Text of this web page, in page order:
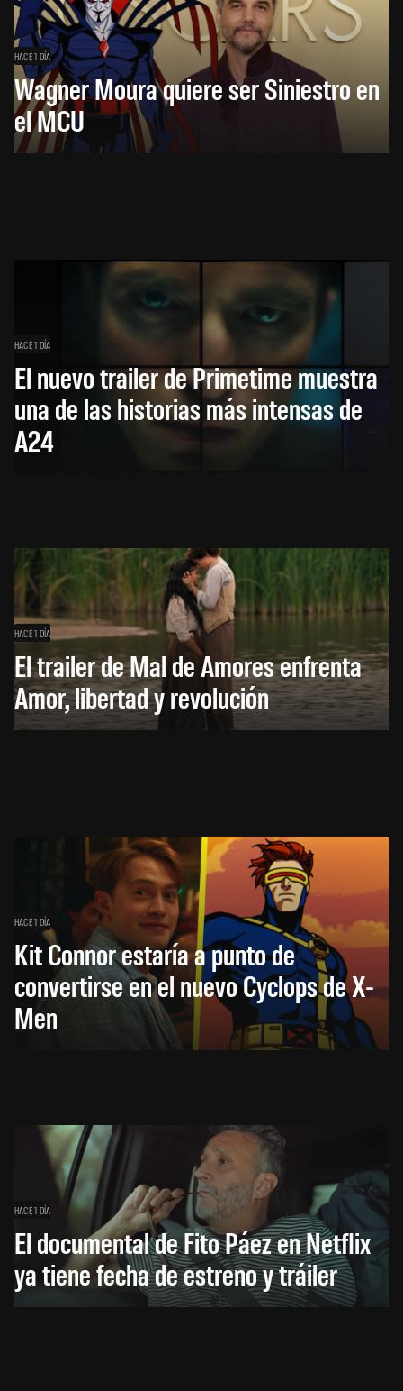
HACE 1 DÍA
Wagner Moura quiere ser Siniestro en
el MCU
HACE 1 DÍA
El nuevo trailer de Primetime muestra
una de las historias más intensas de
A24
HACE 1 DÍA
El trailer de Mal de Amores enfrenta
Amor, libertad y revolución
HACE 1 DÍA
Kit Connor estaría a punto de
convertirse en el nuevo Cyclops de X-
Men
HACE 1 DÍA
El documental de Fito Páez en Netflix
ya tiene fecha de estreno y tráiler